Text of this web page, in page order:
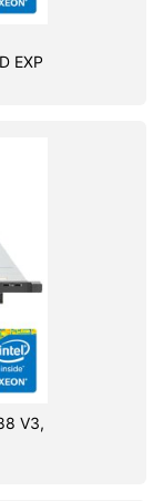
EXP
V3,